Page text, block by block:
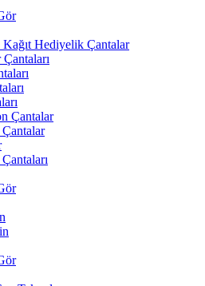
Hediyelik Çantalar
Çantalar
Çantalar